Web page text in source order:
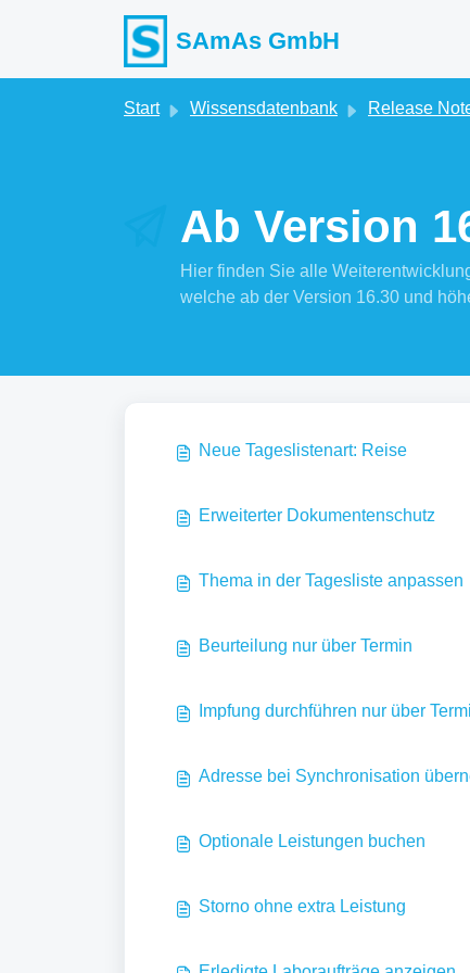
SAmAs GmbH
Start Wissensdatenbank Release
Ab Version
Hier finden Sie alle
welche ab der Version 16.30 und
Neue Tageslistenart: Reise
Erweiterter Dokumentenschutz
Thema in der Tagesliste anpassen
Beurteilung nur über Termin
Impfung durchführen nur über
Adresse bei Synchronisation
Optionale Leistungen buchen
Storno ohne extra Leistung